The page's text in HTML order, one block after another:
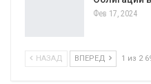
Фев 17, 2024
НАЗАД ВПЕРЕД 1 из 2